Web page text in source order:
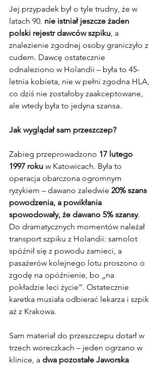
Jej przypadek był o tyle trudny, że w
latach 90. nie istniał jeszcze żaden
polski rejestr dawców szpiku, a
znalezienie zgodnej osoby graniczyło z
cudem. Dawcę ostatecznie
odnaleziono w Holandii – była to 45-
letnia kobieta, nie w pełni zgodna HLA,
co dziś nie zostałoby zaakceptowane,
ale wtedy była to jedyna szansa.
Jak wyglądał sam przeszczep?
Zabieg przeprowadzono 17 lutego
1997 roku w Katowicach. Była to
operacja obarczona ogromnym
ryzykiem – dawano zaledwie 20% szans
powodzenia, a powikłania
spowodowały, że dawano 5% szansy.
Do dramatycznych momentów należał
transport szpiku z Holandii: samolot
spóźnił się z powodu zamieci, a
pasażerów kolejnego lotu proszono o
zgodę na opóźnienie, bo „na
pokładzie leci życie”. Ostatecznie
karetka musiała odbierać lekarza i szpik
aż z Krakowa.
Sam materiał do przeszczepu dotarł w
trzech woreczkach – jeden ogrzano w
klinice, a dwa pozostałe Jaworska